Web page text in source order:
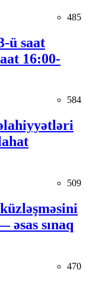
485
ü saat
16:00-
584
509
sınaq
470